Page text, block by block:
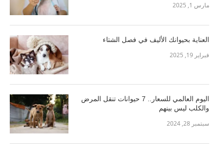
مارس 1, 2025
العناية بحيوانك الأليف في فصل الشتاء
فبراير 19, 2025
اليوم العالمي للسعار.. 7 حيوانات تنقل المرض
والكلب ليس بينهم
سبتمبر 28, 2024